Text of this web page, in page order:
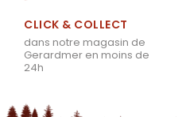
CLICK & COLLECT
dans notre magasin de
Gerardmer en moins de
24h